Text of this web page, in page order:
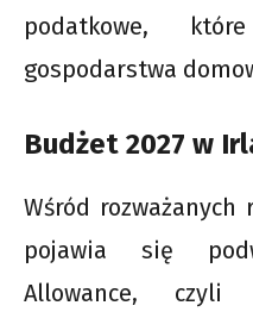
podatkowe,
gospodarstwa
Budżet 2027 w
Wśród rozważanych
pojawia się
Allowance,